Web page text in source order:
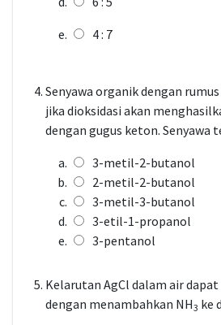
4 : 7
Senyawa organik dengan
jika dioksidasi akan
dengan gugus keton. Senyawa
3-metil-2-butanol
2-metil-2-butanol
3-metil-3-butanol
3-etil-1-propanol
3-pentanol
Kelarutan AgCl dalam air
dengan menambahkan NH3 ke